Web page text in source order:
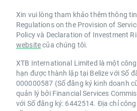
Xin vui lòng tham khảo thêm thông
Regulations on the Provision of
Policy và Declaration of Investment
websitecủa chúng tôi.
XTB International Limited là một
hạn được thành lập tại Belize với Số
000000587 (Số đăng ký kinh doanh
quản lý bởi Financial Services
với Số đăng ký: 6442514. Địa chỉ